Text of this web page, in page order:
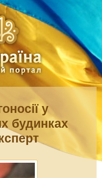
у
будинках